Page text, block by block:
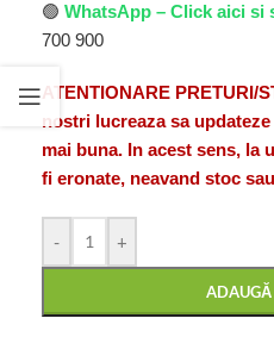
🟢 WhatsApp – Click aici si
700 900
ATENTIONARE PRETURI/
nostri lucreaza sa
mai buna. In acest sens, la
fi eronate, neavand stoc
- +